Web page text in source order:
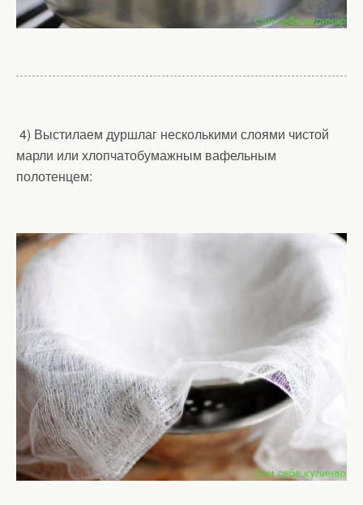
4) Выстилаем дуршлаг несколькими слоями чистой
марли или хлопчатобумажным вафельным
полотенцем: